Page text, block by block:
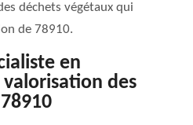
déchets végétaux qui
de 78910.
en
des